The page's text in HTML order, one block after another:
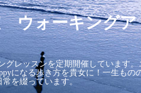
ウォーキング
レッスンを定期開催しています
になる歩き方を貴女に！一生もの
を綴っています。